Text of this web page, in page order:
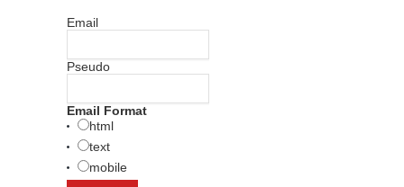
Email
Pseudo
Email Format
html
text
mobile